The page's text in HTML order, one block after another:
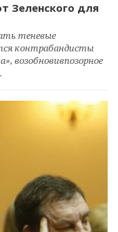
Зеленского для
теневые
контрабандисты
возобновивпозорное